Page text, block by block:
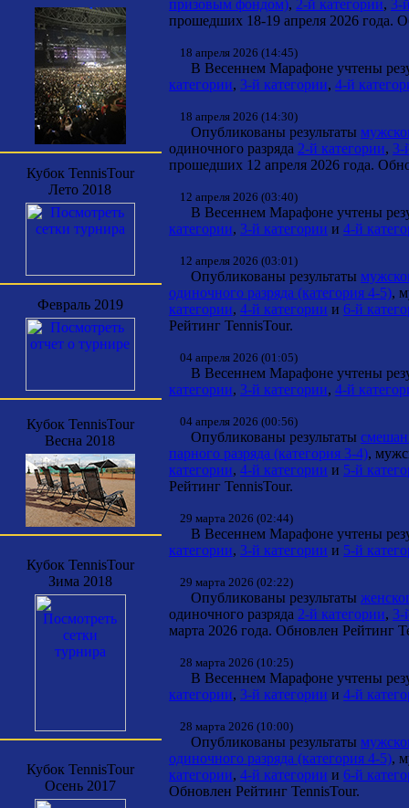
Кубок TennisTour
Лето 2018
Февраль 2019
Кубок TennisTour
Весна 2018
Кубок TennisTour
Зима 2018
Кубок TennisTour
Осень 2017
призовым фондом), 2-й категории, 3-
прошедших 18-19 апреля 2026 года.
18 апреля 2026 (14:45)
В Весеннем Марафоне учтены
категории, 3-й категории, 4-й
18 апреля 2026 (14:30)
Опубликованы результаты
одиночного разряда 2-й категории, 3-
прошедших 12 апреля 2026 года.
12 апреля 2026 (03:40)
В Весеннем Марафоне учтены
категории, 3-й категории и 4-й
12 апреля 2026 (03:01)
Опубликованы результаты
одиночного разряда (категория 4-5),
категории, 4-й категории и 6-й
Рейтинг TennisTour.
04 апреля 2026 (01:05)
В Весеннем Марафоне учтены
категории, 3-й категории, 4-й
04 апреля 2026 (00:56)
Опубликованы результаты
парного разряда (категория 3-4),
категории, 4-й категории и 5-й
Рейтинг TennisTour.
29 марта 2026 (02:44)
В Весеннем Марафоне учтены
категории, 3-й категории и 5-й
29 марта 2026 (02:22)
Опубликованы результаты
одиночного разряда 2-й категории, 3-
марта 2026 года. Обновлен Рейтинг
28 марта 2026 (10:25)
В Весеннем Марафоне учтены
категории, 3-й категории и 4-й
28 марта 2026 (10:00)
Опубликованы результаты
одиночного разряда (категория 4-5),
категории, 4-й категории и 6-й
Обновлен Рейтинг TennisTour.